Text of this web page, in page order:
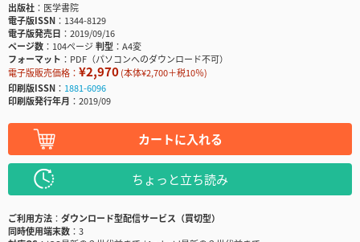
出版社
医学書院
電子版ISSN
1344-8129
電子版発売日
2019/09/16
ページ数
104ページ判型
A4変
フォーマット
PDF（パソコンへのダウンロード不可）
電子版販売価格： ¥2,970(本体¥2,700＋税10％)
印刷版ISSN
1881-6096
印刷版発行年月
2019/09
カートに入れる
ちょっと立ち読み
ご利用方法
ダウンロード型配信サービス（買切型）
同時使用端末数
3